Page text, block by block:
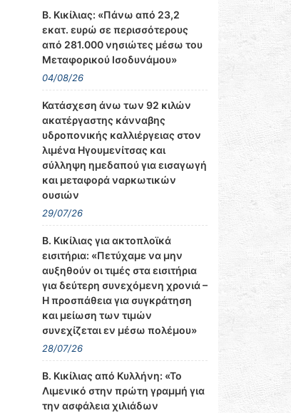
Β. Κικίλιας: «Πάνω από 23,2
εκατ. ευρώ σε περισσότερους
από 281.000 νησιώτες μέσω του
Μεταφορικού Ισοδυνάμου»
04/08/26
Κατάσχεση άνω των 92 κιλών
ακατέργαστης κάνναβης
υδροπονικής καλλιέργειας στον
λιμένα Ηγουμενίτσας και
σύλληψη ημεδαπού για εισαγωγή
και μεταφορά ναρκωτικών
ουσιών
29/07/26
Β. Κικίλιας για ακτοπλοϊκά
εισιτήρια: «Πετύχαμε να μην
αυξηθούν οι τιμές στα εισιτήρια
για δεύτερη συνεχόμενη χρονιά –
Η προσπάθεια για συγκράτηση
και μείωση των τιμών
συνεχίζεται εν μέσω πολέμου»
28/07/26
Β. Κικίλιας από Κυλλήνη: «Το
Λιμενικό στην πρώτη γραμμή για
την ασφάλεια χιλιάδων